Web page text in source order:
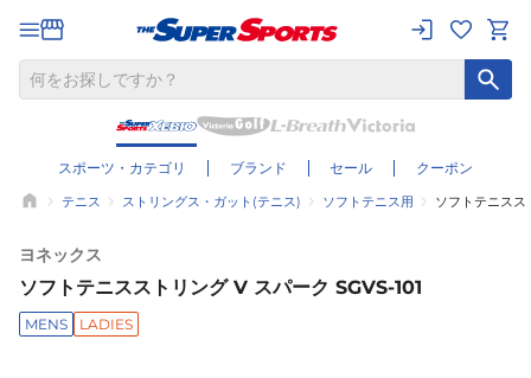
スポーツ・カテゴリ ブランド セール クーポン
テニス ストリングス・ガット(テニス) ソフトテニス用 ソフトテニスス
ヨネックス
ソフトテニスストリング V スパーク SGVS-101
MENS LADIES